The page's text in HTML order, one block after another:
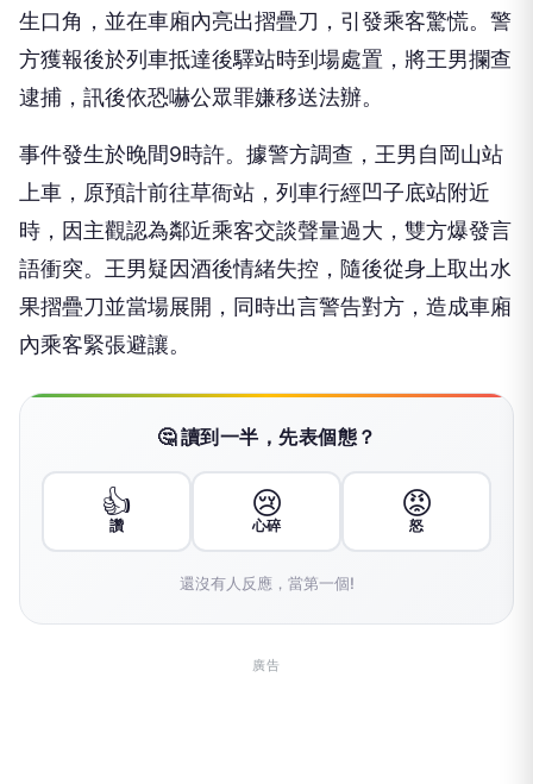
生口角，並在車廂內亮出摺疊刀，引發乘客驚慌。警
方獲報後於列車抵達後驛站時到場處置，將王男攔查
逮捕，訊後依恐嚇公眾罪嫌移送法辦。
事件發生於晚間9時許。據警方調查，王男自岡山站
上車，原預計前往草衙站，列車行經凹子底站附近
時，因主觀認為鄰近乘客交談聲量過大，雙方爆發言
語衝突。王男疑因酒後情緒失控，隨後從身上取出水
果摺疊刀並當場展開，同時出言警告對方，造成車廂
內乘客緊張避讓。
🤔 讀到一半，先表個態？
👍
讚
😢
心碎
😡
怒
還沒有人反應，當第一個!
廣告